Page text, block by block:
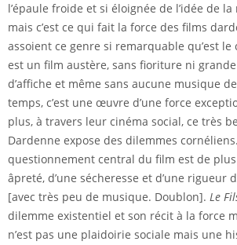
l’épaule froide et si éloignée de l’idée de
mais c’est ce qui fait la force des films
assoient ce genre si remarquable qu’est le
est un film austère, sans fioriture ni
d’affiche et même sans aucune musique
temps, c’est une œuvre d’une force
plus, à travers leur cinéma social, ce très
Dardenne expose des dilemmes
questionnement central du film est de plus
âpreté, d’une sécheresse et d’une rigueur
[avec très peu de musique. Doublon]. Le
dilemme existentiel et son récit à la force
n’est pas une plaidoirie sociale mais une